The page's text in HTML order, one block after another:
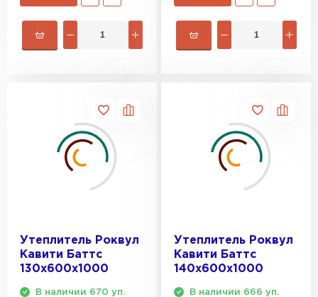
Утеплитель Роквул
Кавити Баттс
130х600х1000
В наличии 670 уп.
Утеплитель Роквул
Кавити Баттс
140х600х1000
В наличии 666 уп.
Утеплитель Rockwool
Утеплитель Технониколь
Утеплитель Ursa
Утеплитель Юматекс Термо
ПЕРЕЙТИ